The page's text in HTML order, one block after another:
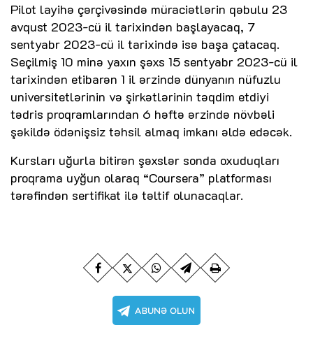
Pilot layihə çərçivəsində müraciətlərin qəbulu 23
avqust 2023-cü il tarixindən başlayacaq, 7
sentyabr 2023-cü il tarixində isə başa çatacaq.
Seçilmiş 10 minə yaxın şəxs 15 sentyabr 2023-cü il
tarixindən etibarən 1 il ərzində dünyanın nüfuzlu
universitetlərinin və şirkətlərinin təqdim etdiyi
tədris proqramlarından 6 həftə ərzində növbəli
şəkildə ödənişsiz təhsil almaq imkanı əldə edəcək.
Kursları uğurla bitirən şəxslər sonda oxuduqları
proqrama uyğun olaraq “Coursera” platforması
tərəfindən sertifikat ilə təltif olunacaqlar.